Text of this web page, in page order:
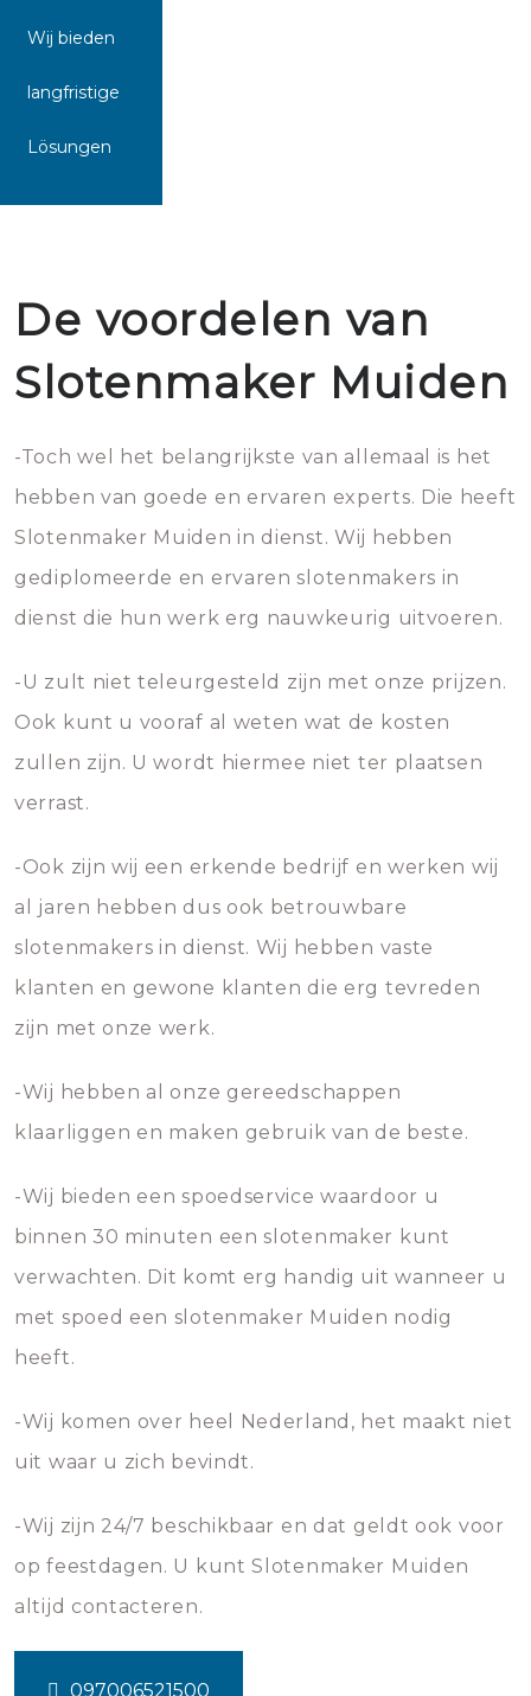
Wij bieden
langfristige
Lösungen
De voordelen van
Slotenmaker Muiden
-Toch wel het belangrijkste van allemaal is het
hebben van goede en ervaren experts. Die heeft
Slotenmaker Muiden in dienst. Wij hebben
gediplomeerde en ervaren slotenmakers in
dienst die hun werk erg nauwkeurig uitvoeren.
-U zult niet teleurgesteld zijn met onze prijzen.
Ook kunt u vooraf al weten wat de kosten
zullen zijn. U wordt hiermee niet ter plaatsen
verrast.
-Ook zijn wij een erkende bedrijf en werken wij
al jaren hebben dus ook betrouwbare
slotenmakers in dienst. Wij hebben vaste
klanten en gewone klanten die erg tevreden
zijn met onze werk.
-Wij hebben al onze gereedschappen
klaarliggen en maken gebruik van de beste.
-Wij bieden een spoedservice waardoor u
binnen 30 minuten een slotenmaker kunt
verwachten. Dit komt erg handig uit wanneer u
met spoed een slotenmaker Muiden nodig
heeft.
-Wij komen over heel Nederland, het maakt niet
uit waar u zich bevindt.
-Wij zijn 24/7 beschikbaar en dat geldt ook voor
op feestdagen. U kunt Slotenmaker Muiden
altijd contacteren.
097006521500